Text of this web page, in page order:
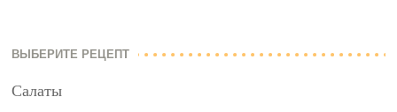
ВЫБЕРИТЕ РЕЦЕПТ
Салаты